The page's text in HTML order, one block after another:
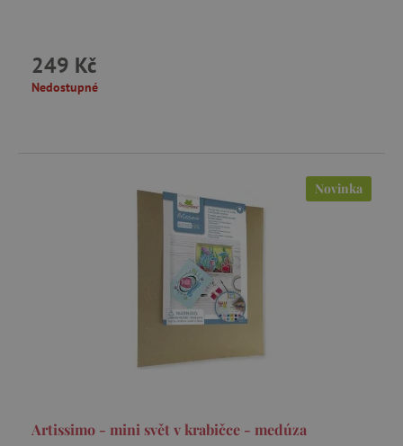
249 Kč
Nedostupné
Novinka
Artissimo - mini svět v krabičce - medúza